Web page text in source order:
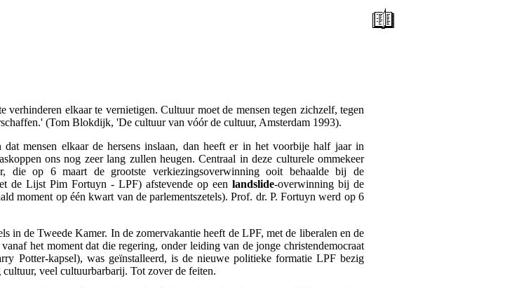
verhinderen elkaar te vernietigen. Cultuur moet de mensen tegen zichzelf, tegen
(Tom Blokdijk, 'De cultuur van vóór de cultuur, Amsterdam 1993).
mensen elkaar de hersens inslaan, dan heeft er in het voorbije half jaar in
ons nog zeer lang zullen heugen. Centraal in deze culturele ommekeer
die op 6 maart de grootste verkiezingsoverwinning ooit behaalde bij de
de Lijst Pim Fortuyn - LPF) afstevende op een landslide-overwinning bij de
moment op één kwart van de parlementszetels). Prof. dr. P. Fortuyn werd op 6
in de Tweede Kamer. In de zomervakantie heeft de LPF, met de liberalen en de
het moment dat die regering, onder leiding van de jonge christendemocraat
Potter-kapsel), was geïnstalleerd, is de nieuwe politieke formatie LPF bezig
cultuur, veel cultuurbarbarij. Tot zover de feiten.